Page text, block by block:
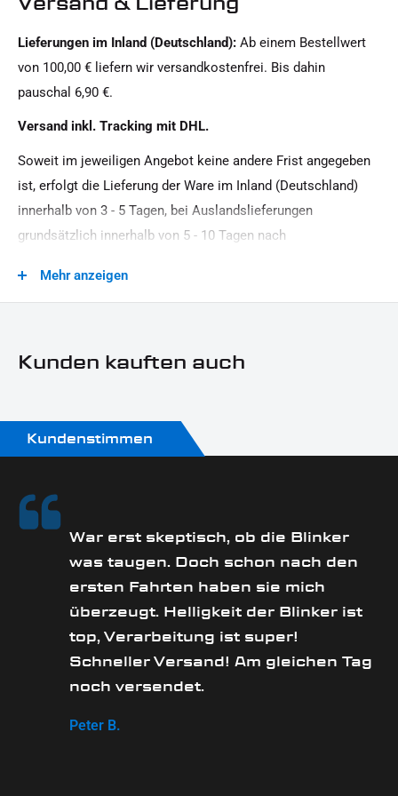
IRON OPTICS
Oberfläche:
Pulverbeschichtet
Produkttyp:
Lieferungen im Inland (Deutschland): Ab einem Bestellwert
von 100,00 € liefern wir versandkostenfrei. Bis dahin
pauschal 6,90 €.
Versand inkl. Tracking mit DHL.
Soweit im jeweiligen Angebot keine andere Frist angegeben
ist, erfolgt die Lieferung der Ware im Inland (Deutschland)
innerhalb von 3 - 5 Tagen, bei Auslandslieferungen
grundsätzlich innerhalb von 5 - 10 Tagen nach
Zeitpunkt Ihrer Zahlungsanweisung).Beachten Sie, dass an
Mehr anzeigen
Kunden kauften auch
Kundenstimmen
War erst skeptisch, ob die Blinker
was taugen. Doch schon nach den
ersten Fahrten haben sie mich
überzeugt. Helligkeit der Blinker ist
top, Verarbeitung ist super!
Schneller Versand! Am gleichen Tag
noch versendet.
Peter B.